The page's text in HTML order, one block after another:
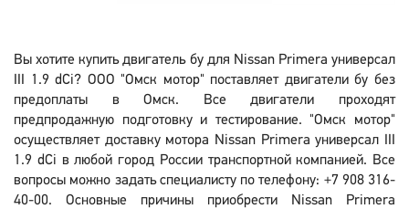
Вы хотите купить двигатель бу для Nissan Primera универсал
III 1.9 dCi? ООО "Омск мотор" поставляет двигатели бу без
предоплаты в Омск. Все двигатели проходят
предпродажную подготовку и тестирование. "Омск мотор"
осуществляет доставку мотора Nissan Primera универсал III
1.9 dCi в любой город России транспортной компанией. Все
вопросы можно задать специалисту по телефону: +7 908 316-
40-00. Основные причины приобрести Nissan Primera